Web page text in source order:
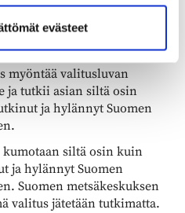
evästeetoikeuden
myöntää valitusluvan
ja tutkii asian siltä osin
ja hylännyt Suomen
siltä osin kuin
ja hylännyt Suomen
Suomen metsäkeskuksen
valitus jätetään tutkimatta.